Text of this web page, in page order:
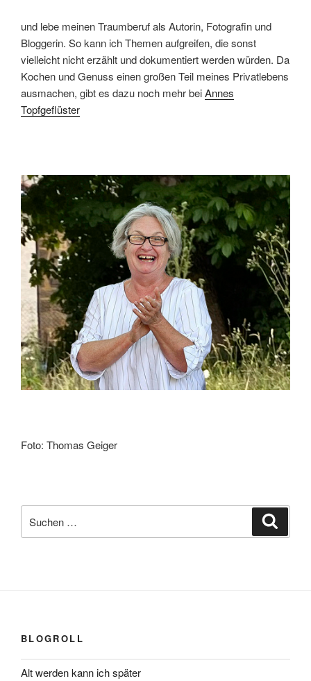
und lebe meinen Traumberuf als Autorin, Fotografin und
Bloggerin. So kann ich Themen aufgreifen, die sonst
vielleicht nicht erzählt und dokumentiert werden würden. Da
Kochen und Genuss einen großen Teil meines Privatlebens
ausmachen, gibt es dazu noch mehr beiAnnes
Topfgeflüster
Foto: Thomas Geiger
nach:
BLOGROLL
Alt werden kann ich später